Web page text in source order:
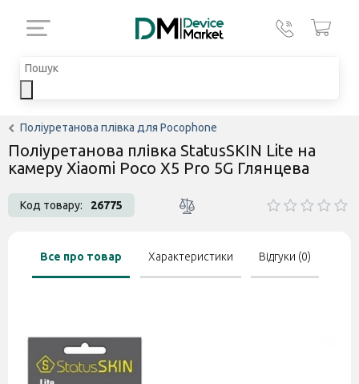
Поліуретанова плівка для Pocophone
Поліуретанова плівка StatusSKIN Lite на
камеру Xiaomi Poco X5 Pro 5G Глянцева
Код товару: 26775
Все про товар Характеристики Відгуки (0)